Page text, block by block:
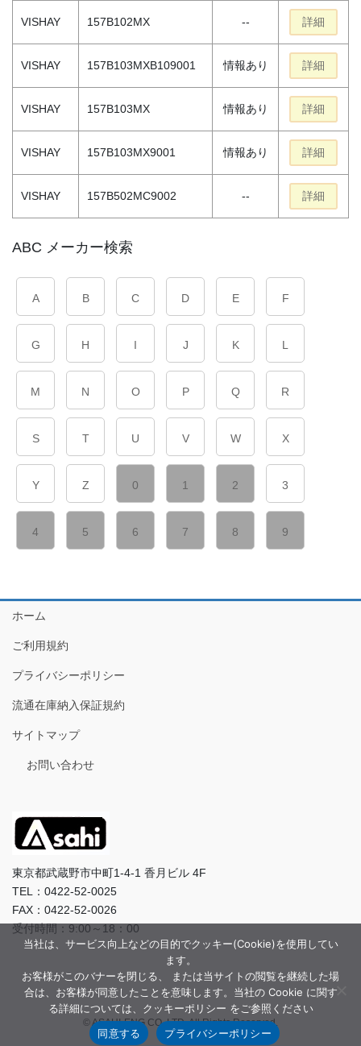
VISHAY 157B102MX -- 詳細
VISHAY 157B103MXB109001 情報あり 詳細
VISHAY 157B103MX 情報あり 詳細
VISHAY 157B103MX9001 情報あり 詳細
VISHAY 157B502MC9002 -- 詳細
ABC メーカー検索
A B C D E F
G H I J K L
M N O P Q R
S T U V W X
Y Z 0 1 2 3
4 5 6 7 8 9
ホーム
ご利用規約
プライバシーポリシー
流通在庫納入保証規約
サイトマップ
お問い合わせ
東京都武蔵野市中町1-4-1 香月ビル 4F
TEL：0422-52-0025
FAX：0422-52-0026
受付時間：9:00～18：00
© ASAHI-ENG CO.,LTD. All Rights Reserved.
当社は、サービス向上などの目的でクッキー(Cookie)を使用してい
ます。
お客様がこのバナーを閉じる、 または当サイトの閲覧を継続した場
合は、お客様が同意したことを意味します。当社の Cookie に関す
る詳細については、クッキーポリシー をご参照ください
同意する
プライバシーポリシー